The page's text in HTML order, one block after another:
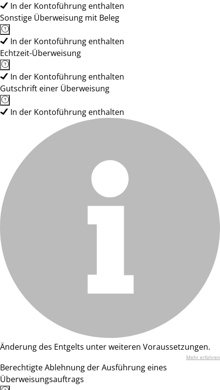
In der Kontoführung enthalten
Sonstige Überweisung mit Beleg
In der Kontoführung enthalten
Echtzeit-Überweisung
In der Kontoführung enthalten
Gutschrift einer Überweisung
In der Kontoführung enthalten
Änderung des Entgelts unter weiteren Voraussetzungen.
Mehr erfahren
Berechtigte Ablehnung der Ausführung eines
Überweisungsauftrags